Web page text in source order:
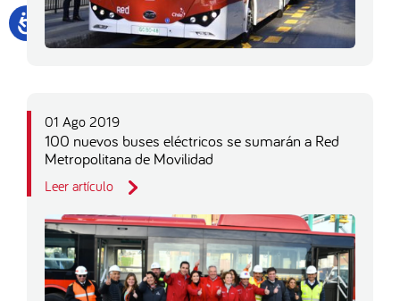
01 Ago 2019
100 nuevos buses eléctricos se sumarán a Red
Metropolitana de Movilidad
Leer artículo